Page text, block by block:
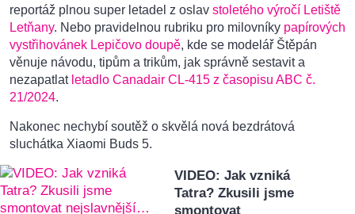
reportáž plnou super letadel z oslav stoletého výročí Letiště
Letňany. Nebo pravidelnou rubriku pro milovníky papírových
vystřihovánek Lepičovo doupě, kde se modelář Štěpán
věnuje návodu, tipům a trikům, jak správně sestavit a
nezapatlat letadlo Canadair CL-415 z časopisu ABC č.
21/2024.
Nakonec nechybí soutěž o skvělá nová bezdrátová
sluchátka Xiaomi Buds 5.
VIDEO: Jak vzniká
Tatra? Zkusili jsme
smontovat